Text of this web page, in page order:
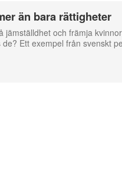
än bara rättigheter
jämställdhet och främja
Ett exempel från svenskt